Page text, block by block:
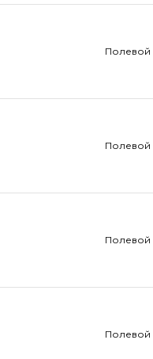
Полевой
Полевой
Полевой
Полевой